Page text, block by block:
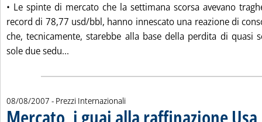
• Le spinte di mercato che la settimana scorsa avevano
record di 78,77 usd/bbl, hanno innescato una reazione di
che, tecnicamente, starebbe alla base della perdita di quasi
sole due sedu...
08/08/2007 - Prezzi Internazionali